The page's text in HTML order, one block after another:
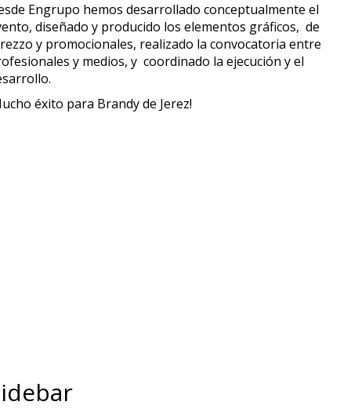
Engrupo hemos desarrollado conceptualmente el
diseñado y producido los elementos gráficos, de
y promocionales, realizado la convocatoria entre
y medios, y coordinado la ejecución y el
éxito para Brandy de Jerez!